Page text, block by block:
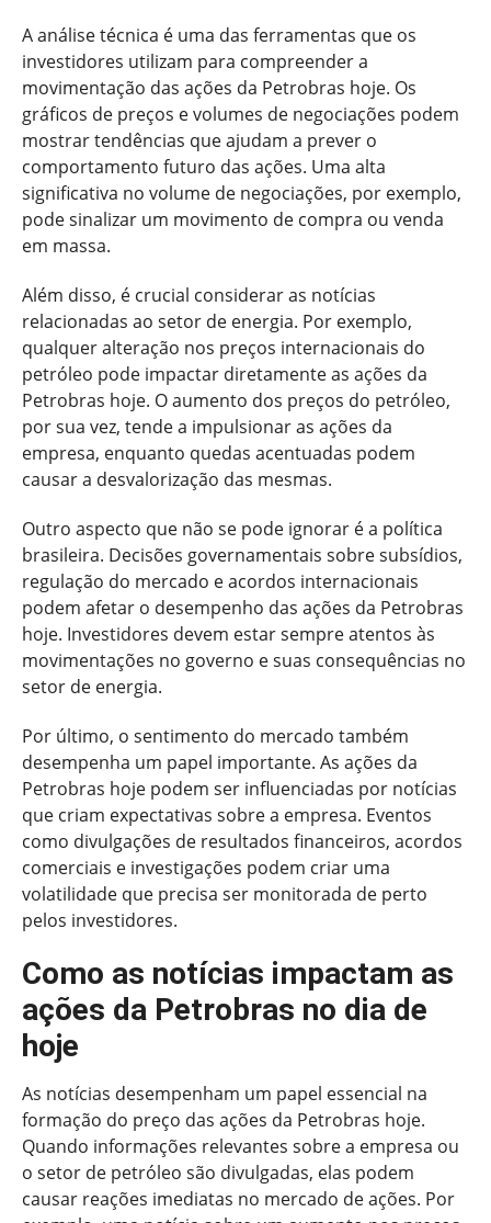
A análise técnica é uma das ferramentas que os
investidores utilizam para compreender a
movimentação das ações da Petrobras hoje. Os
gráficos de preços e volumes de negociações podem
mostrar tendências que ajudam a prever o
comportamento futuro das ações. Uma alta
significativa no volume de negociações, por exemplo,
pode sinalizar um movimento de compra ou venda
em massa.
Além disso, é crucial considerar as notícias
relacionadas ao setor de energia. Por exemplo,
qualquer alteração nos preços internacionais do
petróleo pode impactar diretamente as ações da
Petrobras hoje. O aumento dos preços do petróleo,
por sua vez, tende a impulsionar as ações da
empresa, enquanto quedas acentuadas podem
causar a desvalorização das mesmas.
Outro aspecto que não se pode ignorar é a política
brasileira. Decisões governamentais sobre subsídios,
regulação do mercado e acordos internacionais
podem afetar o desempenho das ações da Petrobras
hoje. Investidores devem estar sempre atentos às
movimentações no governo e suas consequências no
setor de energia.
Por último, o sentimento do mercado também
desempenha um papel importante. As ações da
Petrobras hoje podem ser influenciadas por notícias
que criam expectativas sobre a empresa. Eventos
como divulgações de resultados financeiros, acordos
comerciais e investigações podem criar uma
volatilidade que precisa ser monitorada de perto
pelos investidores.
Como as notícias impactam as
ações da Petrobras no dia de
hoje
As notícias desempenham um papel essencial na
formação do preço das ações da Petrobras hoje.
Quando informações relevantes sobre a empresa ou
o setor de petróleo são divulgadas, elas podem
causar reações imediatas no mercado de ações. Por